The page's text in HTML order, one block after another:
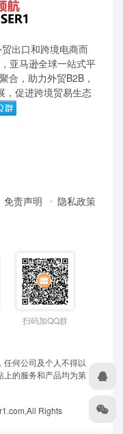
出口和跨境电商而
亚马逊全球一站式平
合，助力外贸B2B，
，促进跨境贸易生态
免责声明
隐私政策
扫码加QQ群
何公司及个人不得以
上的服务和产品均为第
Rights